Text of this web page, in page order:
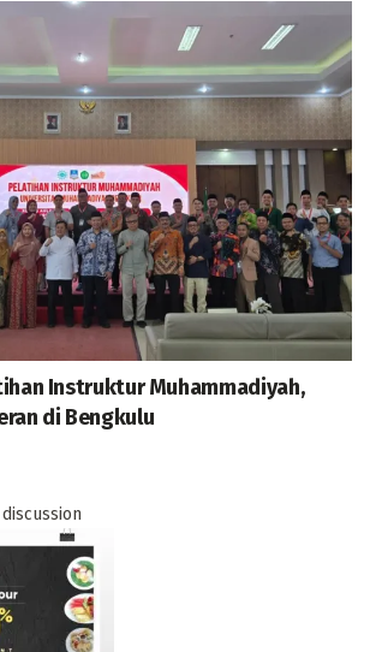
Instruktur Muhammadiyah,
di Bengkulu